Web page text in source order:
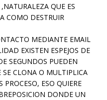
QUE ES
COMO DESTRUIR
MEDIANTE EMAIL
EXISTEN ESPEJOS DE
SEGUNDOS PUEDEN
CLONA O MULTIPLICA
ESO QUIERE
DONDE UN